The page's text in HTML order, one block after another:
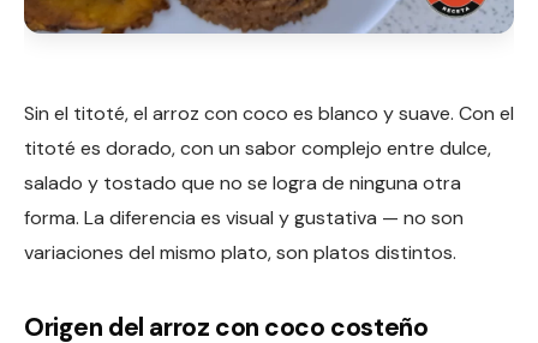
Sin el titoté, el arroz con coco es blanco y suave. Con el
titoté es dorado, con un sabor complejo entre dulce,
salado y tostado que no se logra de ninguna otra
forma. La diferencia es visual y gustativa — no son
variaciones del mismo plato, son platos distintos.
Origen del arroz con coco costeño